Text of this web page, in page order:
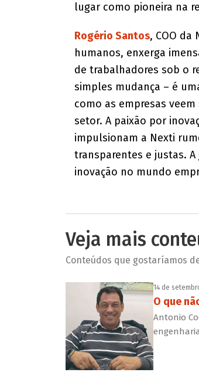
lugar como pioneira na
Rogério Santos, COO
humanos, enxerga
de trabalhadores sob o
simples mudança – é
como as empresas
setor. A paixão por
impulsionam a Nexti
transparentes e justas.
inovação no mundo
Veja mais
Conteúdos que gostaríamos
14 de
O que
Antonio